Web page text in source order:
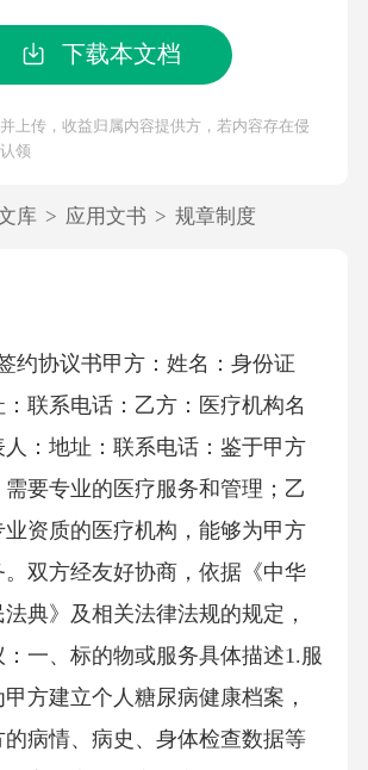
下载本文档
上传，收益归属内容提供方，若内容存在侵
领
库 > 应用文书 > 规章制度
约协议书 甲方：姓名：身份证
联系电话：乙方：医疗机构名
：地址：联系电话：鉴于甲方
要专业的医疗服务和管理；乙
资质的医疗机构，能够为甲方
双方经友好协商，依据《中华
典》及相关法律法规的规定，
一、标的物或服务具体描述1.服
方建立个人糖尿病健康档案，
病情、病史、身体检查数据等